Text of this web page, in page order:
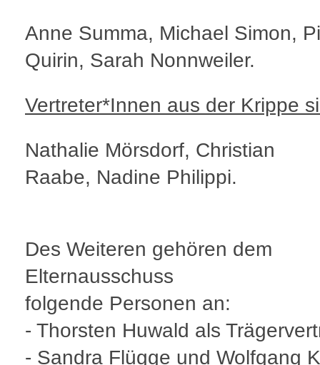
Anne Summa, Michael Simon,
Quirin, Sarah Nonnweiler.
Vertreter*Innen aus der Krippe
Nathalie Mörsdorf, Christian
Raabe, Nadine Philippi.
Des Weiteren gehören dem
Elternausschuss
folgende Personen an:
- Thorsten Huwald als
- Sandra Flügge und Wolfgang